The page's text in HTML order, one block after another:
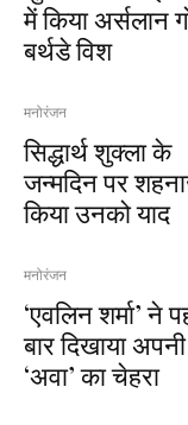
में किया अर्सलान
बर्थडे विश
मनोरंजन
सिद्धार्थ शुक्ला के
जन्मदिन पर
किया उनको याद
मनोरंजन
‘एवलिन शर्मा’ ने
बार दिखाया
‘अवा’ का चेहरा